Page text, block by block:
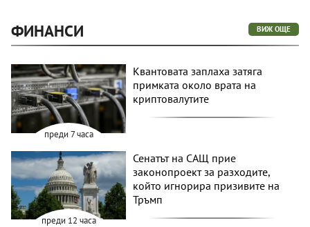
ФИНАНСИ ВИЖ ОЩЕ
преди 7 часа
Квантовата заплаха затяга
примката около врата на
криптовалутите
преди 12 часа
Сенатът на САЩ прие
законопроект за разходите,
който игнорира призивите на
Тръмп